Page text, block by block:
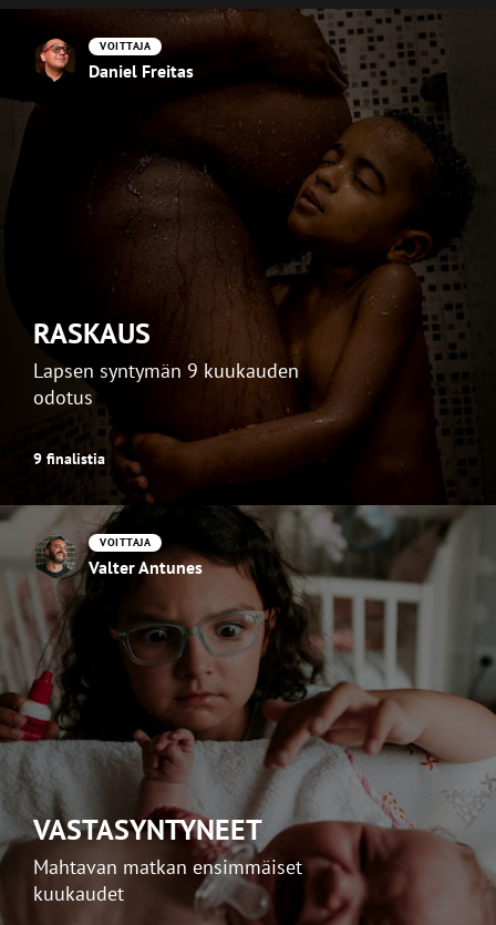
VOITTAJA
Daniel Freitas
RASKAUS
Lapsen syntymän 9 kuukauden
odotus
9 finalistia
VOITTAJA
Valter Antunes
VASTASYNTYNEET
Mahtavan matkan ensimmäiset
kuukaudet